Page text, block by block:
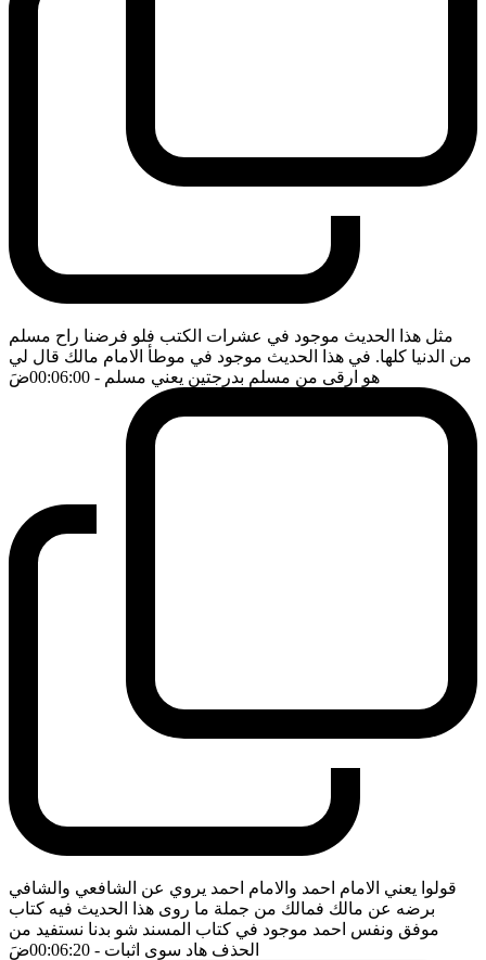
مثل هذا الحديث موجود في عشرات الكتب فلو فرضنا راح مسلم
من الدنيا كلها. في هذا الحديث موجود في موطأ الامام مالك قال لي
هو ارقى من مسلم بدرجتين يعني مسلم - 00:06:00 ضَ
قولوا يعني الامام احمد والامام احمد يروي عن الشافعي والشافي
برضه عن مالك فمالك من جملة ما روى هذا الحديث فيه كتاب
موفق ونفس احمد موجود في كتاب المسند شو بدنا نستفيد من
الحذف هاد سوى اثبات - 00:06:20 ضَ